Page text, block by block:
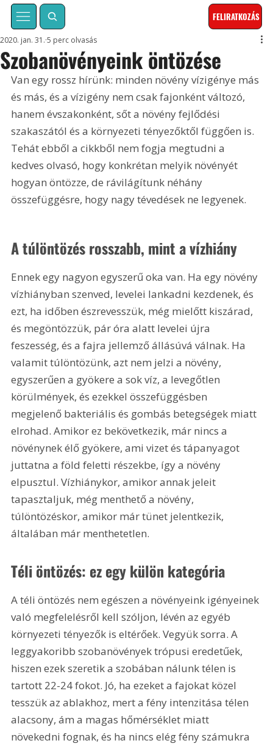
FELIRATKOZÁS
Szobanövényeink öntözése
2020. jan. 31. 5 perc olvasás
Van egy rossz hírünk: minden növény vízigénye más
és más, és a vízigény nem csak fajonként változó,
hanem évszakonként, sőt a növény fejlődési
szakaszától és a környezeti tényezőktől függően is.
Tehát ebből a cikkből nem fogja megtudni a
kedves olvasó, hogy konkrétan melyik növényét
hogyan öntözze, de rávilágítunk néhány
összefüggésre, hogy nagy tévedések ne legyenek.
A túlöntözés rosszabb, mint a vízhiány
Ennek egy nagyon egyszerű oka van. Ha egy növény
vízhiányban szenved, levelei lankadni kezdenek, és
ezt, ha időben észrevesszük, még mielőtt kiszárad,
és megöntözzük, pár óra alatt levelei újra
feszesség, és a fajra jellemző állásúvá válnak. Ha
valamit túlöntözünk, azt nem jelzi a növény,
egyszerűen a gyökere a sok víz, a levegőtlen
körülmények, és ezekkel összefüggésben
megjelenő bakteriális és gombás betegségek miatt
elrohad. Amikor ez bekövetkezik, már nincs a
növénynek élő gyökere, ami vizet és tápanyagot
juttatna a föld feletti részekbe, így a növény
elpusztul. Vízhiánykor, amikor annak jeleit
tapasztaljuk, még menthető a növény,
túlöntözéskor, amikor már tünet jelentkezik,
általában már menthetetlen.
Téli öntözés: ez egy külön kategória
A téli öntözés nem egészen a növényeink igényeinek
való megfelelésről kell szóljon, lévén az egyéb
környezeti tényezők is eltérőek. Vegyük sorra. A
leggyakoribb szobanövények trópusi eredetűek,
hiszen ezek szeretik a szobában nálunk télen is
tartott 22-24 fokot. Jó, ha ezeket a fajokat közel
tesszük az ablakhoz, mert a fény intenzitása télen
alacsony, ám a magas hőmérséklet miatt
növekedni fognak, és ha nincs elég fény számukra